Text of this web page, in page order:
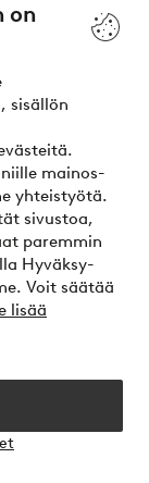
on
sisällön
mainos-
yhteistyötä.
sivustoa,
paremmin
Hyväksy-
Voit säätää
lisää
erissä
?